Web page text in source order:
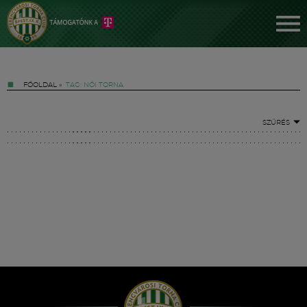
FŐOLDAL » TAG: NŐI TORNA
SZŰRÉS
Hírek